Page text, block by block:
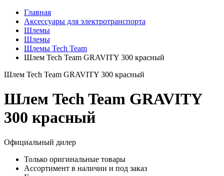
Главная
Аксессуары для электротранспорта
Шлемы
Шлемы
Шлемы Tech Team
Шлем Tech Team GRAVITY 300 красный
Шлем Tech Team GRAVITY 300 красный
Шлем Tech Team GRAVITY
300 красный
Официальный дилер
Только оригинальные товары
Ассортимент в наличии и под заказ